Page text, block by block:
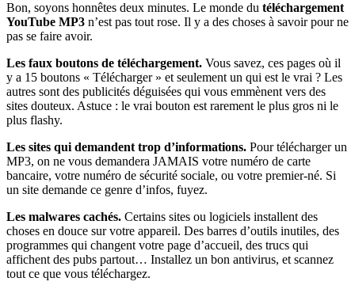
Bon, soyons honnêtes deux minutes. Le monde du téléchargement
YouTube MP3 n’est pas tout rose. Il y a des choses à savoir pour ne
pas se faire avoir.
Les faux boutons de téléchargement. Vous savez, ces pages où il
y a 15 boutons « Télécharger » et seulement un qui est le vrai ? Les
autres sont des publicités déguisées qui vous emmènent vers des
sites douteux. Astuce : le vrai bouton est rarement le plus gros ni le
plus flashy.
Les sites qui demandent trop d’informations. Pour télécharger un
MP3, on ne vous demandera JAMAIS votre numéro de carte
bancaire, votre numéro de sécurité sociale, ou votre premier-né. Si
un site demande ce genre d’infos, fuyez.
Les malwares cachés. Certains sites ou logiciels installent des
choses en douce sur votre appareil. Des barres d’outils inutiles, des
programmes qui changent votre page d’accueil, des trucs qui
affichent des pubs partout… Installez un bon antivirus, et scannez
tout ce que vous téléchargez.